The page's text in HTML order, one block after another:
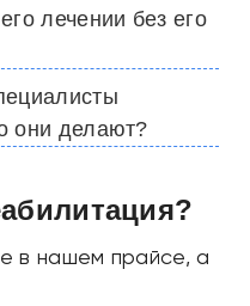
лечении без его
они делают?
в нашем прайсе, а